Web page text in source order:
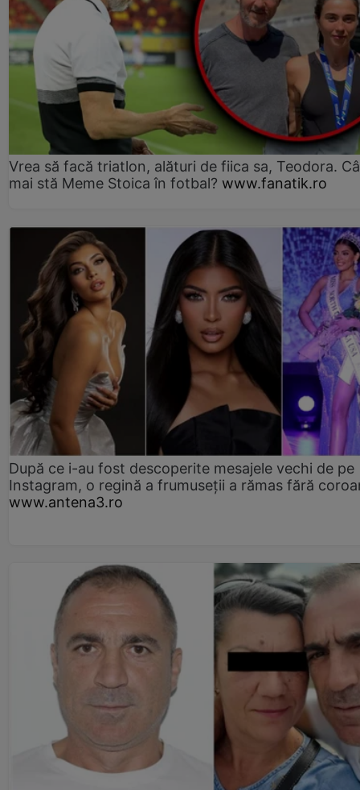
Vrea să facă triatlon, alături de fiica sa, Teodora.
mai stă Meme Stoica în fotbal? www.fanatik.ro
După ce i-au fost descoperite mesajele vechi de pe
Instagram, o regină a frumuseții a rămas fără
www.antena3.ro